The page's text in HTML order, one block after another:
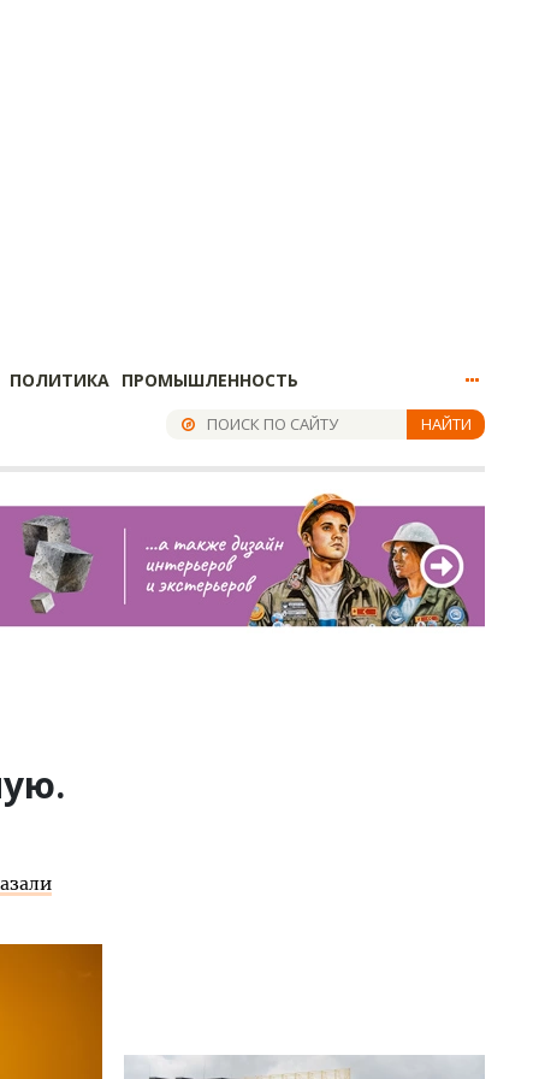
ПОЛИТИКА ПРОМЫШЛЕННОСТЬ
НАЙТИ